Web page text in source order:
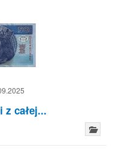
z całej...